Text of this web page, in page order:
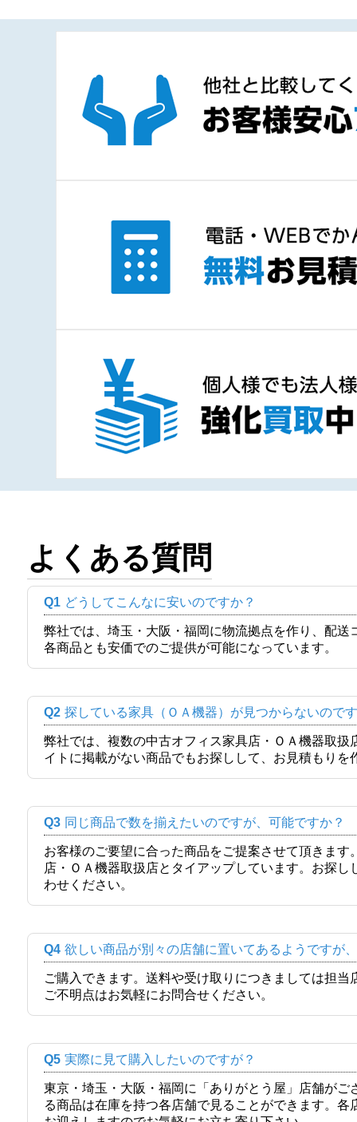
よくある質問
Q1 どうしてこんなに安いのですか？
弊社では、埼玉・大阪・福岡に物流拠点を作り、配
各商品とも安価でのご提供が可能になっています。
Q2 探している家具（ＯＡ機器）が見つからないので
弊社では、複数の中古オフィス家具店・ＯＡ機器取
イトに掲載がない商品でもお探しして、お見積もりを
Q3 同じ商品で数を揃えたいのですが、可能ですか？
お客様のご要望に合った商品をご提案させて頂きま
店・ＯＡ機器取扱店とタイアップしています。お探
わせください。
Q4 欲しい商品が別々の店舗に置いてあるようですが
ご購入できます。送料や受け取りにつきましては担
ご不明点はお気軽にお問合せください。
Q5 実際に見て購入したいのですが？
東京・埼玉・大阪・福岡に「ありがとう屋」店舗が
る商品は在庫を持つ各店舗で見ることができます。